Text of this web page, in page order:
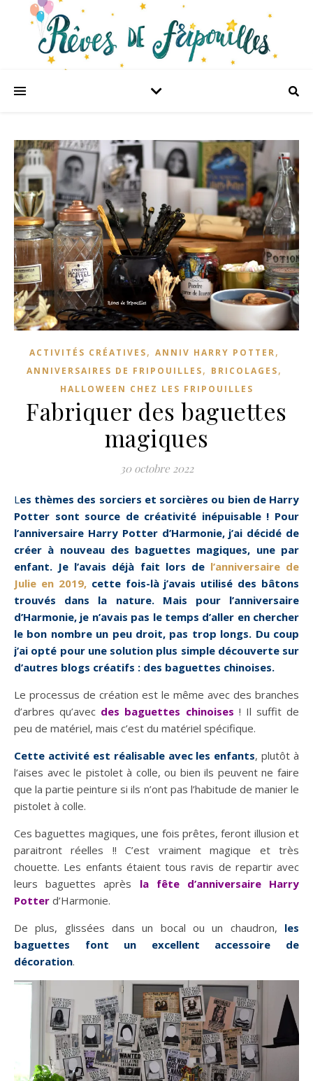
ACTIVITÉS CRÉATIVES, ANNIV HARRY POTTER,
ANNIVERSAIRES DE FRIPOUILLES, BRICOLAGES,
HALLOWEEN CHEZ LES FRIPOUILLES
Fabriquer des baguettes
magiques
30 octobre 2022
Les thèmes des sorciers et sorcières ou bien de Harry
Potter sont source de créativité inépuisable ! Pour
l’anniversaire Harry Potter d’Harmonie, j’ai décidé de
créer à nouveau des baguettes magiques, une par
enfant. Je l’avais déjà fait lors de l’anniversaire de
Julie en 2019,cette fois-là j’avais utilisé des bâtons
trouvés dans la nature. Mais pour l’anniversaire
d’Harmonie, je n’avais pas le temps d’aller en chercher
le bon nombre un peu droit, pas trop longs. Du coup
j’ai opté pour une solution plus simple découverte sur
d’autres blogs créatifs : des baguettes chinoises.
Le processus de création est le même avec des branches
d’arbres qu’avec des baguettes chinoises ! Il suffit de
peu de matériel, mais c’est du matériel spécifique.
Cette activité est réalisable avec les enfants, plutôt à
l’aises avec le pistolet à colle, ou bien ils peuvent ne faire
que la partie peinture si ils n’ont pas l’habitude de manier le
pistolet à colle.
Ces baguettes magiques, une fois prêtes, feront illusion et
paraitront réelles !! C’est vraiment magique et très
chouette. Les enfants étaient tous ravis de repartir avec
leurs baguettes après la fête d’anniversaire Harry
Potter d’Harmonie.
De plus, glissées dans un bocal ou un chaudron, les
baguettes font un excellent accessoire de
décoration.